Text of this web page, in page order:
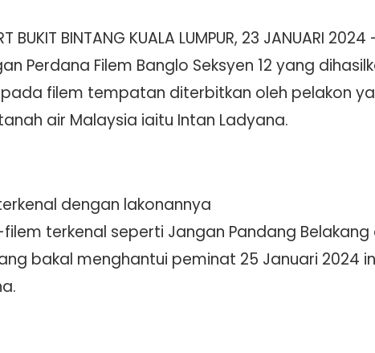
BUKIT BINTANG KUALA LUMPUR, 23 JANUARI
Perdana Filem Banglo Seksyen 12 yang
filem tempatan diterbitkan oleh pelakon
air Malaysia iaitu Intan Ladyana.
dengan lakonannya
terkenal seperti Jangan Pandang Belakang
bakal menghantui peminat 25 Januari